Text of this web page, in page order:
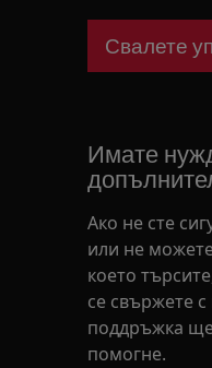
Имате
Ако не сте
или не
което
се свържете
поддръжка
помогне.